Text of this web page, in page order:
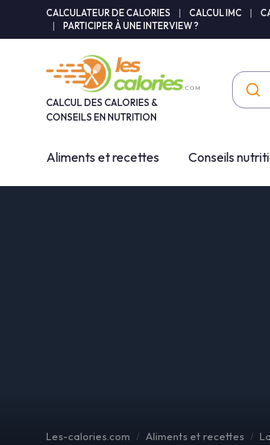
CALCULATEUR DE CALORIES CALCUL IMC
PARTICIPER À UNE INTERVIEW ?
CALCUL DES CALORIES &
CONSEILS EN NUTRITION
Aliments et recettes Conseils
Les-calories.com Aliments et recettes
Panneau de gestion des cookies